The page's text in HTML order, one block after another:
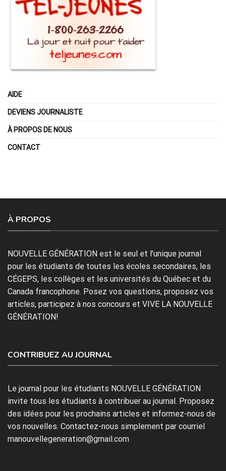
AIDE
DEVIENS JOURNALISTE
À PROPOS DE NOUS
CONTACT
À PROPOS
NOUVELLE GÉNÉRATION est le seul et l’unique journal
pour les étudiants de toutes les écoles secondaires, les
CÉGEPS, les collèges et les universités du Québec et du
Canada francophone. Posez vos questions, proposez vos
articles, participez à nos concours et VIVE LA NOUVELLE
GÉNÉRATION!
CONTRIBUEZ AU JOURNAL
Le journal pour les étudiants NOUVELLE GÉNÉRATION
invite tous les étudiants à contribuer au journal. Proposez
des idées pour les prochains articles et informez-nous de
vos nouvelles. Contactez-nous simplement par courriel
manouvellegeneration@gmail.com